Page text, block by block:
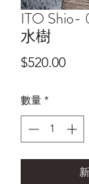
ITO Shio-
水樹
$520.00價
數量 *